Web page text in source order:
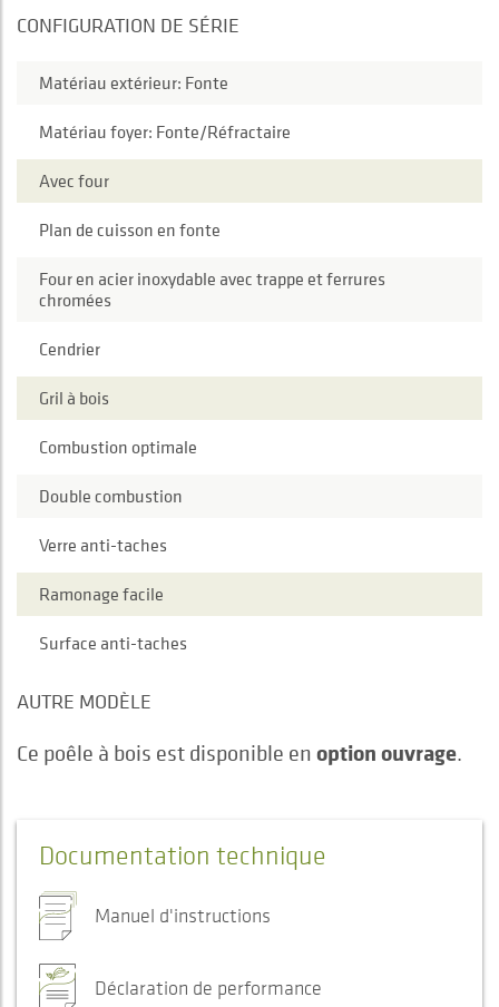
CONFIGURATION DE SÉRIE
Matériau extérieur: Fonte
Matériau foyer: Fonte/Réfractaire
Avec four
Plan de cuisson en fonte
Four en acier inoxydable avec trappe et ferrures
chromées
Cendrier
Gril à bois
Combustion optimale
Double combustion
Verre anti-taches
Ramonage facile
Surface anti-taches
AUTRE MODÈLE
Ce poêle à bois est disponible en option ouvrage.
Documentation technique
Manuel d'instructions
Déclaration de performance